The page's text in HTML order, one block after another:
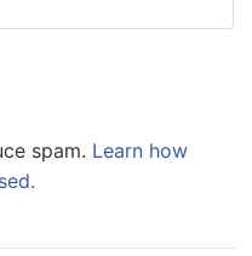
spam. Learn how